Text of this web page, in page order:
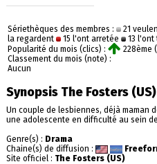
Sériethèques des membres : 21
la regardent
15 l'ont arretée
13 l'ont
Popularité du mois (clics) :
228ème
Classement du mois (note) :
Aucun
Synopsis The Fosters (US)
Un couple de lesbiennes, déjà maman
une adolescente en difficulté au sein
Genre(s) : Drama
Chaine(s) de diffusion :
Site officiel : The Fosters (US)